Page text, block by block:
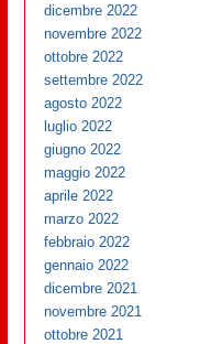
dicembre 2022
novembre 2022
ottobre 2022
settembre 2022
agosto 2022
luglio 2022
giugno 2022
maggio 2022
aprile 2022
marzo 2022
febbraio 2022
gennaio 2022
dicembre 2021
novembre 2021
ottobre 2021